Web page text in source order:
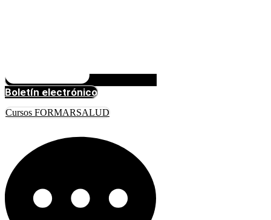
Boletín electrónico
Cursos FORMARSALUD